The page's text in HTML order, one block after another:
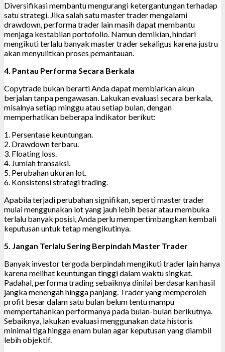
Diversifikasi membantu mengurangi ketergantungan terhadap
satu strategi. Jika salah satu master trader mengalami
drawdown, performa trader lain masih dapat membantu
menjaga kestabilan portofolio. Namun demikian, hindari
mengikuti terlalu banyak master trader sekaligus karena justru
akan menyulitkan proses pemantauan.
4. Pantau Performa Secara Berkala
Copytrade bukan berarti Anda dapat membiarkan akun
berjalan tanpa pengawasan. Lakukan evaluasi secara berkala,
misalnya setiap minggu atau setiap bulan, dengan
memperhatikan beberapa indikator berikut:
1. Persentase keuntungan.
2. Drawdown terbaru.
3. Floating loss.
4. Jumlah transaksi.
5. Perubahan ukuran lot.
6. Konsistensi strategi trading.
Apabila terjadi perubahan signifikan, seperti master trader
mulai menggunakan lot yang jauh lebih besar atau membuka
terlalu banyak posisi, Anda perlu mempertimbangkan kembali
keputusan untuk tetap mengikutinya.
5. Jangan Terlalu Sering Berpindah Master Trader
Banyak investor tergoda berpindah mengikuti trader lain hanya
karena melihat keuntungan tinggi dalam waktu singkat.
Padahal, performa trading sebaiknya dinilai berdasarkan hasil
jangka menengah hingga panjang. Trader yang memperoleh
profit besar dalam satu bulan belum tentu mampu
mempertahankan performanya pada bulan-bulan berikutnya.
Sebaiknya, lakukan evaluasi menggunakan data historis
minimal tiga hingga enam bulan agar keputusan yang diambil
lebih objektif.